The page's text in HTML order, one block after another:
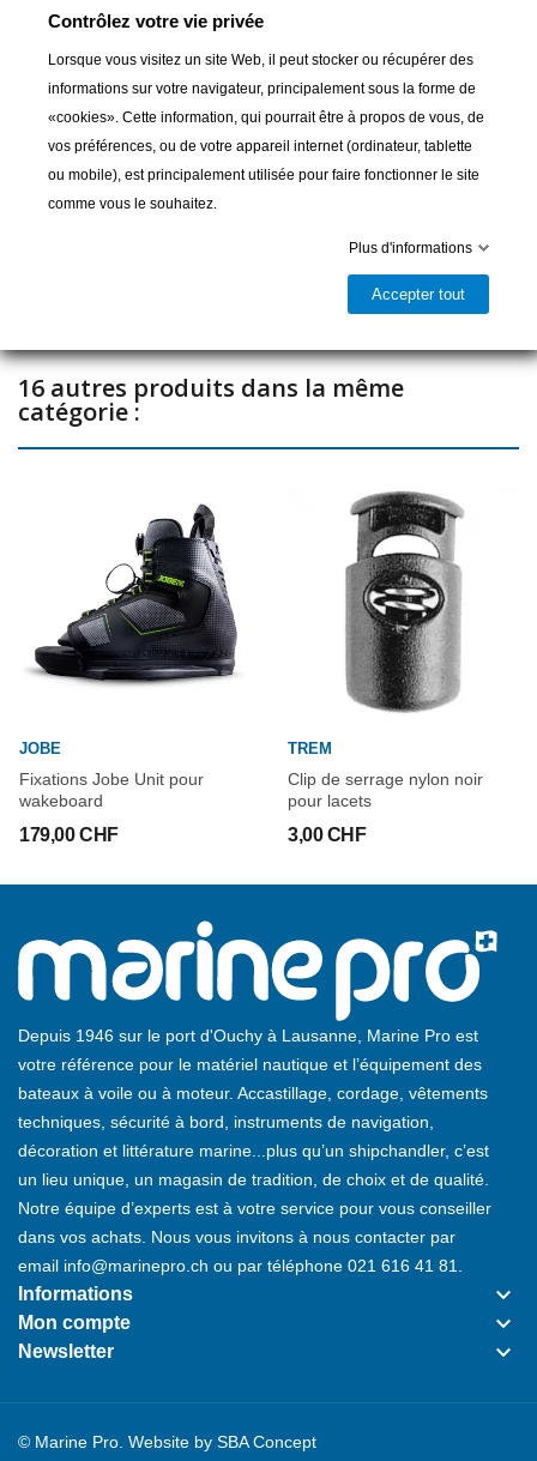
permet de mieux tenir les virages et d'enchainer en douceur.
- chauss. UNIT Binding. 7-10 (35-39)
- Noyau en mousse traditionnel
- Moulé en fibre de verre haute pression
- 2 dérives nylon plastiques
- Rocker continu
- Rainures profondes pour favoriser la traction et votre contrôle
Lire la suite
Ajouter au panier
16 autres produits dans la même
catégorie :
JOBE
Fixations Jobe Unit pour
wakeboard
179,00 CHF
TREM
Clip de serrage nylon noir
pour lacets
3,00 CHF
Depuis 1946 sur le port d'Ouchy à Lausanne, Marine Pro est
votre référence pour le matériel nautique et l’équipement des
bateaux à voile ou à moteur. Accastillage, cordage, vêtements
techniques, sécurité à bord, instruments de navigation,
décoration et littérature marine...plus qu’un shipchandler, c’est
un lieu unique, un magasin de tradition, de choix et de qualité.
Notre équipe d’experts est à votre service pour vous conseiller
dans vos achats. Nous vous invitons à nous contacter par
email info@marinepro.ch ou par téléphone 021 616 41 81
Informations keyboard_arrow_down
Mon compte keyboard_arrow_down
Newsletter keyboard_arrow_down
© Marine Pro. Website by SBA Concept
Contrôlez votre vie privée
Lorsque vous visitez un site Web, il peut stocker ou récupérer des
informations sur votre navigateur, principalement sous la forme de
«cookies». Cette information, qui pourrait être à propos de vous, de
vos préférences, ou de votre appareil internet (ordinateur, tablette
ou mobile), est principalement utilisée pour faire fonctionner le site
comme vous le souhaitez.
Plus d'informations
Accepter tout